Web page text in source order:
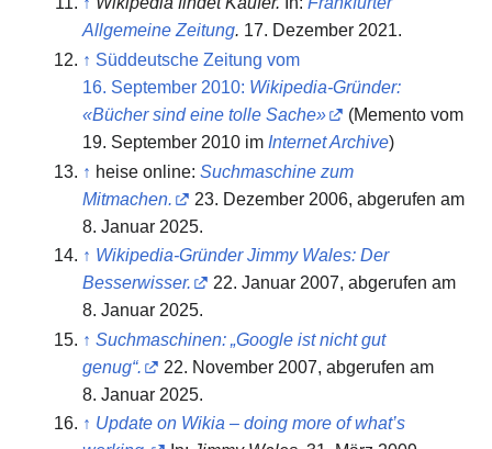
Allgemeine Zeitung. 17. Dezember 2021.
↑ Süddeutsche Zeitung vom
16. September 2010: Wikipedia-Gründer:
«Bücher sind eine tolle Sache»
(Memento vom
19. September 2010 im Internet Archive)
↑ heise online:Suchmaschine zum
Mitmachen.
23. Dezember 2006, abgerufen am
8. Januar 2025.
↑ Wikipedia-Gründer Jimmy Wales: Der
Besserwisser.
22. Januar 2007, abgerufen am
8. Januar 2025.
↑ Suchmaschinen: „Google ist nicht gut
genug“.
22. November 2007, abgerufen am
8. Januar 2025.
↑ Update on Wikia – doing more of what’s